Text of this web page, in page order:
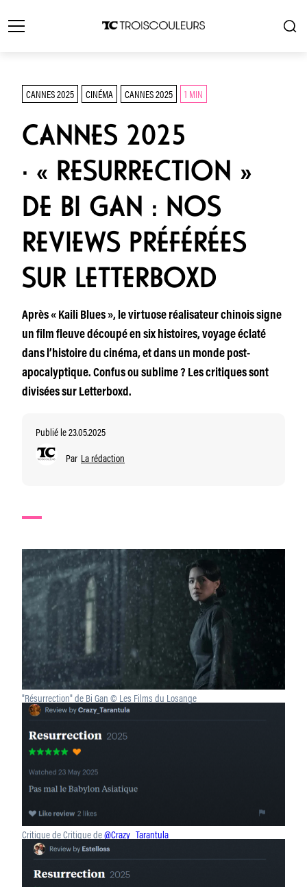
CANNES 2025 CINÉMA CANNES 2025 1 MIN
CANNES 2025
· « RESURRECTION »
DE BI GAN : NOS
REVIEWS PRÉFÉRÉES
SUR LETTERBOXD
Après « Kaili Blues », le virtuose réalisateur chinois signe
un film fleuve découpé en six histoires, voyage éclaté
dans l’histoire du cinéma, et dans un monde post-
apocalyptique. Confus ou sublime ? Les critiques sont
divisées sur Letterboxd.
Publié le 23.05.2025
Par La rédaction
"Résurrection" de Bi Gan © Les Films du Losange
Critique de Critique de@Crazy_Tarantula